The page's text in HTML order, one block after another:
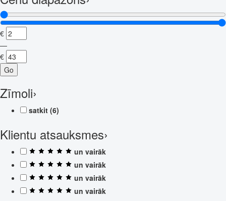
€
—
€
Go
Zīmoli›
satkit (6)
Klientu atsauksmes›
un vairāk
un vairāk
un vairāk
un vairāk